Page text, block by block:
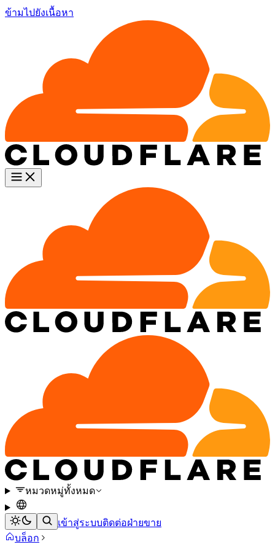
ข้ามไปยังเนื้อหา
หมวดหมู่ทั้งหมด
เข้าสู่ระบบติดต่อฝ่ายขาย
บล็อก